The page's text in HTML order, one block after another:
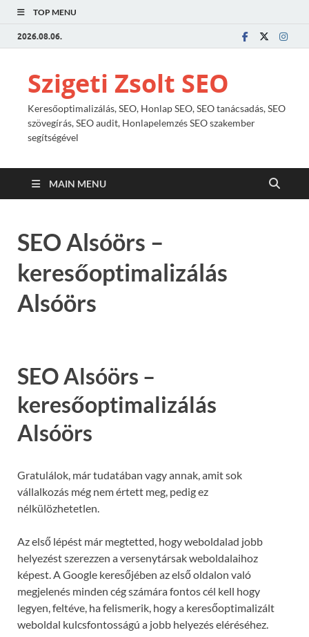
TOP MENU
2026.08.06.
Szigeti Zsolt SEO
Keresőoptimalizálás, SEO, Honlap SEO, SEO tanácsadás, SEO
szövegírás, SEO audit, Honlapelemzés SEO szakember
segítségével
MAIN MENU
SEO Alsóörs –
keresőoptimalizálás
Alsóörs
SEO Alsóörs –
keresőoptimalizálás
Alsóörs
Gratulálok, már tudatában vagy annak, amit sok
vállalkozás még nem értett meg, pedig ez
nélkülözhetetlen.
Az első lépést már megtetted, hogy weboldalad jobb
helyezést szerezzen a versenytársak weboldalaihoz
képest. A Google keresőjében az első oldalon való
megjelenés minden cég számára fontos cél kell hogy
legyen, feltéve, ha felismerik, hogy a keresőoptimalizált
weboldal kulcsfontosságú a jobb helyezés eléréséhez.